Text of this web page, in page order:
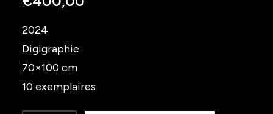
2024
Digigraphie
70×100 cm
10 exemplaires